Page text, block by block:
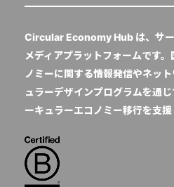
Circular Economy Hub は、サ
メディアプラットフォームです
ノミーに関する情報発信やネッ
ュラーデザインプログラムを通
ーキュラーエコノミー移行を支援